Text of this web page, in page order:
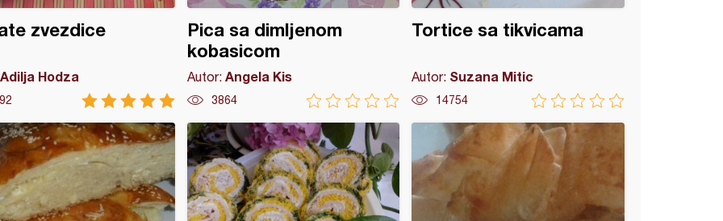
zvezdice
Adilja Hodza
Pica sa dimljenom
kobasicom
Autor: Angela Kis
3864
Tortice sa tikvicama
Autor: Suzana Mitic
14754